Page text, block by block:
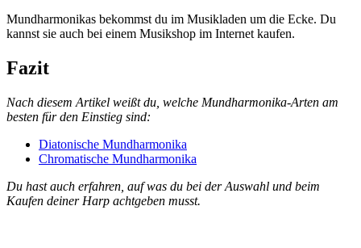
Mundharmonikas bekommst du im Musikladen um die Ecke. Du
kannst sie auch bei einem Musikshop im Internet kaufen.
Fazit
Nach diesem Artikel weißt du, welche Mundharmonika-Arten am
besten für den Einstieg sind:
Diatonische Mundharmonika
Chromatische Mundharmonika
Du hast auch erfahren, auf was du bei der Auswahl und beim
Kaufen deiner Harp achtgeben musst.